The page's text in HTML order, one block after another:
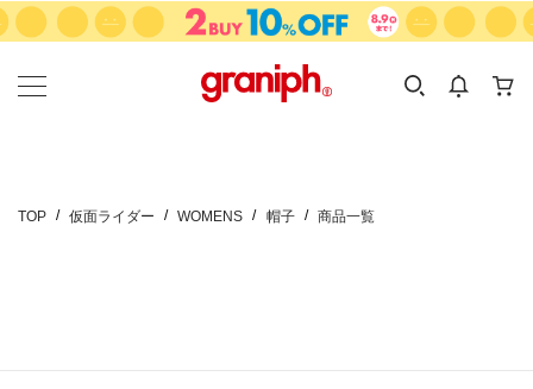
カテゴリーから探す
KIDS
カテゴリ
サイズ
TOP 仮面ライダー WOMENS 帽子 商品一覧